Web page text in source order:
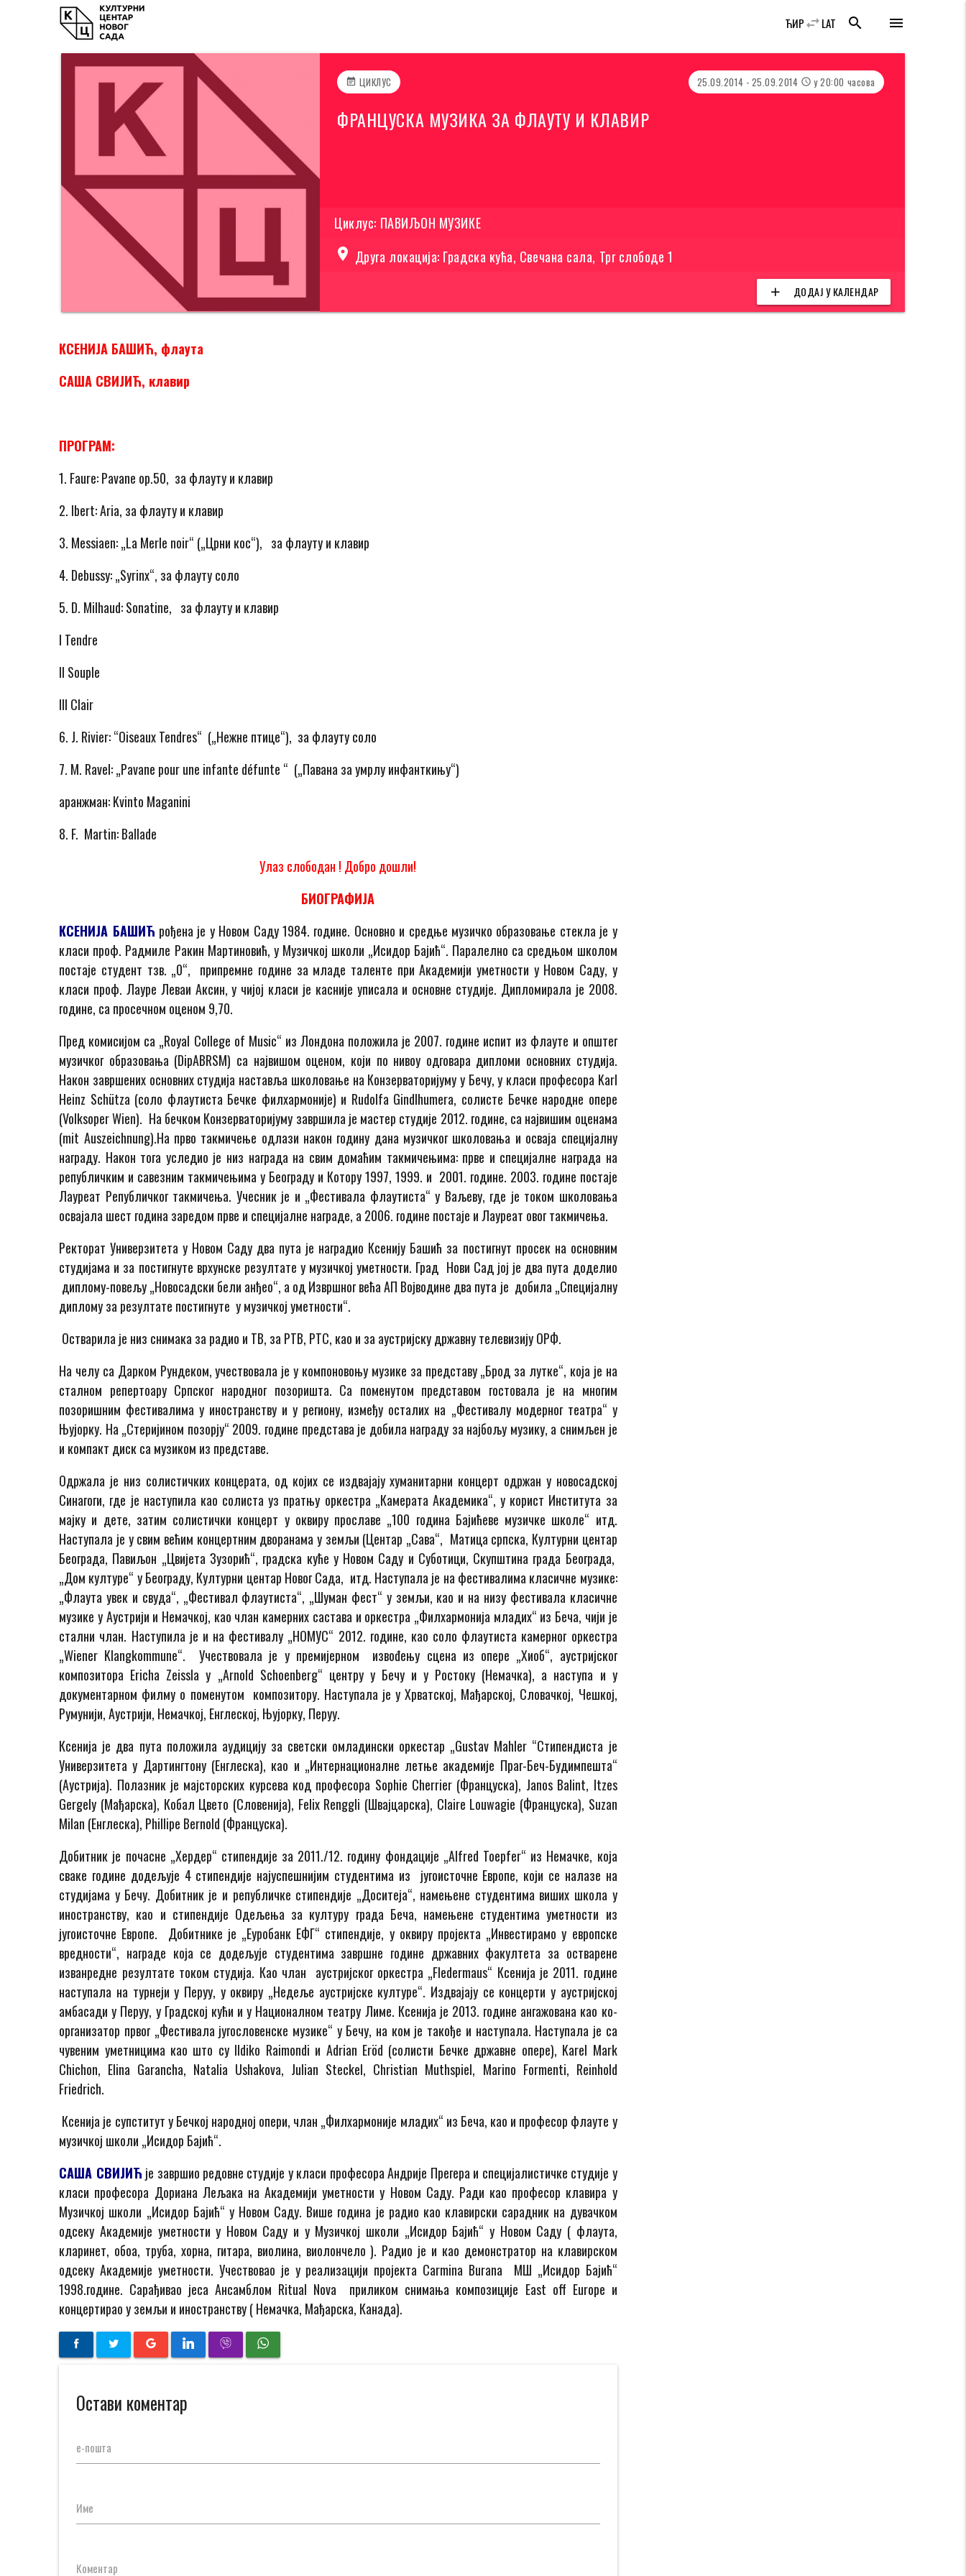
menu
search
LAT
swap_horiz
ЋИР
event_note ЦИКЛУС 25.09.2014 - 25.09.2014 access_time у 20:00 часова
ФРАНЦУСКА МУЗИКА ЗА ФЛАУТУ И КЛАВИР
Циклус: ПАВИЉОН МУЗИКЕ
location_on Друга локација: Градска кућа, Свечана сала, Трг слободе 1
add ДОДАЈ У КАЛЕНДАР
КСЕНИЈА БАШИЋ, флаута
САША СВИЈИЋ, клавир
ПРОГРАМ:
1. Faure: Pavanе op.50, за флауту и клавир
2. Ibert: Aria, за флауту и клавир
3. Messiaen: „La Merle noir“ („Црни кос“), за флауту и клавир
4. Debussy: „Syrinx“, за флауту соло
5. D. Milhaud: Sonatinе, за флауту и клавир
I Tendre
II Souple
III Clair
6. J. Rivier: “Oiseaux Tendres“ („Нежне птице“), за флауту соло
7. M. Ravel: „Pavane pour une infante défunte “ („Павана за умрлу инфанткињу“)
аранжман: Kvinto Maganini
8. F. Martin: Ballade
Улаз слободан ! Добро дошли!
БИОГРАФИЈА
КСЕНИЈА БАШИЋ рођена је у Новом Саду 1984. године. Основно и средње музичко образовање стекла је у
класи проф. Радмиле Ракин Мартиновић, у Mузичкој школи „Исидор Бајић“. Паралелно са средњом школом
постаје студент тзв. „0“, припремне године за младе таленте при Академији уметности у Новом Саду, у
класи проф. Лауре Леваи Аксин, у чијој класи је касније уписала и основне студије. Дипломирала је 2008.
године, са просечном оценом 9,70.
Пред комисијом са „Royal College of Music“ из Лондона положила је 2007. године испит из флауте и општег
музичког образовања (DipABRSM) са највишом оценом, који по нивоу одговара дипломи основних студија.
Након завршених основних студија наставља школовање на Конзерваторијуму у Бечу, у класи професора Karl
Heinz Schütza (соло флаутиста Бечке филхармоније) и Rudolfa Gindlhumera, солисте Бечке народне опере
(Volksoper Wien). На бечком Конзерваторијуму завршила је мастер студије 2012. године, са највишим оценама
(mit Auszeichnung).На прво такмичење одлази након годину дана музичког школовања и осваја специјалну
награду. Након тога уследио је низ награда на свим домаћим такмичењима: прве и специјалне награда на
републичким и савезним такмичењима у Београду и Котору 1997, 1999. и 2001. године. 2003. године постаје
Лауреат Републичког такмичења. Учесник је и „Фестивала флаутиста“ у Ваљеву, где је током школовања
освајала шест година заредом прве и специјалне награде, а 2006. године постаје и Лауреат овог такмичења.
Ректорат Универзитета у Новом Саду два пута је наградио Ксенију Башић за постигнут просек на основним
студијама и за постигнуте врхунске резултате у музичкој уметности. Град Нови Сад јој је два пута доделио
диплому-повељу „Новосадски бели анђео“, а од Извршног већа АП Војводине два пута је добила „Специјалну
диплому за резултате постигнуте у музичкој уметности“.
Остварила је низ снимака за радио и ТВ, за РТВ, РТС, као и за аустријску државну телевизију ОРФ.
На челу са Дарком Рундеком, учествовала је у компоновоњу музике за представу „Брод за лутке“, која је на
сталном репертоару Српског народног позоришта. Са поменутом представом гостовала је на многим
позоришним фестивалима у иностранству и у региону, између осталих на „Фестивалу модерног театра“ у
Њујорку. На „Стеријином позорју“ 2009. године представа је добила награду за најбољу музику, а снимљен је
и компакт диск са музиком из представе.
Одржала је низ солистичких концерата, од којих се издвајају хуманитарни концерт одржан у новосадској
Синагоги, где је наступила као солиста уз пратњу оркестра „Камерата Академика“, у корист Института за
мајку и дете, затим солистички концерт у оквиру прославе „100 година Бајићеве музичке школе“ итд.
Наступала је у свим већим концертним дворанама у земљи (Центар „Сава“, Матица српска, Културни центар
Београда, Павиљон „Цвијета Зузорић“, градска куће у Новом Саду и Суботици, Скупштина града Београда,
„Дом културе“ у Београду, Културни центар Новог Сада, итд. Наступала је на фестивалима класичне музике:
„Флаута увек и свуда“, „Фестивал флаутиста“, „Шуман фест“ у земљи, као и на низу фестивала класичне
музике у Аустрији и Немачкој, као члан камерних састава и оркестра „Филхармонија младих“ из Беча, чији је
стални члан. Наступила је и на фестивалу „НОМУС“ 2012. године, као соло флаутиста камерног оркестра
„Wiener Klangkommune“. Учествовала је у премијерном извоđењу сцена из опере „Хиоб“, аустријског
композитора Ericha Zeissla у „Arnold Schoenberg“ центру у Бечу и у Ростоку (Немачка), а наступа и у
документарном филму о поменутом композитору. Наступала је у Хрватској, Мађарској, Словачкој, Чешкој,
Румунији, Аустрији, Немачкој, Енглеској, Њујорку, Перуу.
Ксенија је два пута положила аудицију за светски омладински оркестар „Gustav Mahler “Стипендиста је
Универзитета у Дартингтону (Енглеска), као и „Интернационалне летње академије Праг-Беч-Будимпешта“
(Аустрија). Полазник је мајсторских курсева код професора Sophie Cherrier (Француска), Janos Balint, Itzes
Gergely (Мађарска), Кобал Цвето (Словенија), Felix Renggli (Швајцарска), Claire Louwagie (Француска), Suzan
Milan (Енглеска), Phillipe Bernold (Француска).
Добитник је почасне „Хердер“ стипендије за 2011./12. годину фондације „Alfred Toepfer“ из Немачке, која
сваке године додељује 4 стипендије најуспешнијим студентима из југоисточне Европе, који се налазе на
студијама у Бечу. Добитник је и републичке стипендије „Доситеја“, намењене студентима виших школа у
иностранству, као и стипендије Одељења за културу града Беча, намењене студентима уметности из
југоисточне Европе. Добитнике је „Еуробанк ЕФГ“ стипендије, у оквиру пројекта „Инвестирамо у европске
вредности“, награде која се додељује студентима завршне године државних факултета за остварене
изванредне резултате током студија. Као члан аустријског оркестра „Fledermaus“ Ксенија је 2011. године
наступала на турнеји у Перуу, у оквиру „Недеље аустријске културе“. Издвајају се концерти у аустријској
амбасади у Перуу, у Градској кући и у Националном театру Лиме. Ксенија је 2013. године ангажована као ко-
организатор првог „Фестивала југословенске музике“ у Бечу, на ком је такође и наступала. Наступала је са
чувеним уметницима као што су Ildiko Raimondi и Adrian Eröd (солисти Бечке државне опере), Karel Mark
Chichon, Elina Garancha, Natalia Ushakova, Julian Steckel, Christian Muthspiel, Marino Formenti, Reinhold
Friedrich.
Ксенија је супститут у Бечкој народној опери, члан „Филхармоније младих“ из Беча, као и професор флауте у
музичкој школи „Исидор Бајић“.
САША СВИЈИЋ је завршио редовне студије у класи професора Андрије Прегера и специјалистичке студије у
класи професора Дориана Лељака на Академији уметности у Новом Саду. Ради као професор клавира у
Музичкој школи „Исидор Бајић“ у Новом Саду. Више година је радио као клавирски сарадник на дувачком
одсеку Академије уметности у Новом Саду и у Музичкој школи „Исидор Бајић“ у Новом Саду ( флаута,
кларинет, обоа, труба, хорна, гитара, виолина, виолончело ). Радио је и као демонстратор на клавирском
одсеку Академије уметности. Учествовао је у реализацији пројекта Carmina Burana МШ „Исидор Бајић“
1998.године. Сарађивао јеса Ансамблом Ritual Nova приликом снимања композиције East off Europe и
концертирао у земљи и иностранству ( Немачка, Мађарска, Канада).
Остави коментар
е-пошта
Име
Коментар